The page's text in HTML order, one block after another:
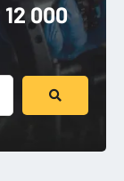
12 000